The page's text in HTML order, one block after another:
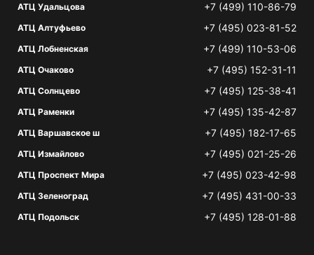
АТЦ Удальцова +7 (499) 110-86-79
АТЦ Алтуфьево +7 (495) 023-81-52
АТЦ Лобненская +7 (499) 110-53-06
АТЦ Очаково +7 (495) 152-31-11
АТЦ Солнцево +7 (495) 125-38-41
АТЦ Раменки +7 (495) 135-42-87
АТЦ Варшавское ш +7 (495) 182-17-65
АТЦ Измайлово +7 (495) 021-25-26
АТЦ Проспект Мира +7 (495) 023-42-98
АТЦ Зеленоград +7 (495) 431-00-33
АТЦ Подольск +7 (495) 128-01-88